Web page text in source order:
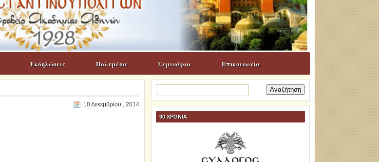
Εκδηλώσεις Πολυμέσα Σεμινάρια Επικοινωνία
10 Δεκεμβρίου , 2014
για:
90 ΧΡΟΝΙΑ